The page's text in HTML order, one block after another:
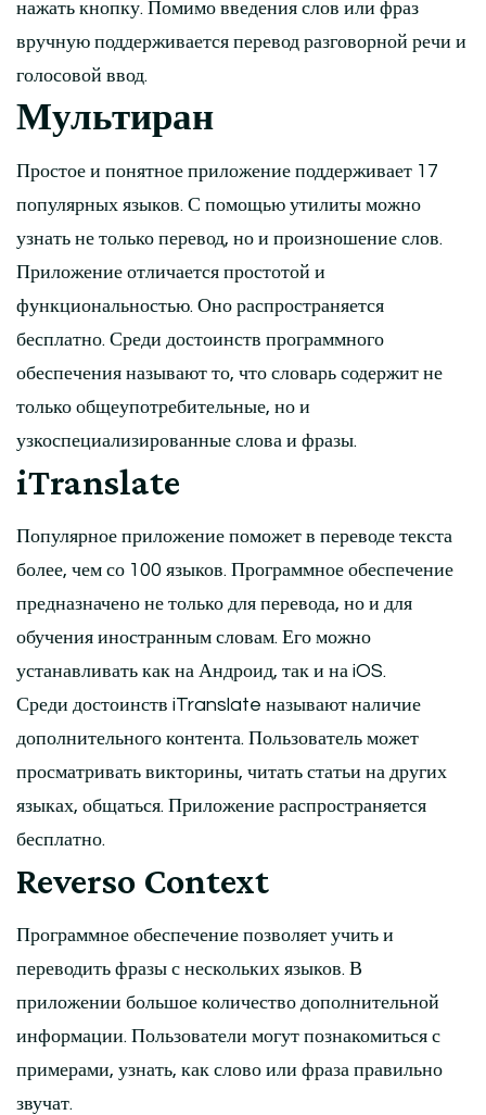
нажать кнопку. Помимо введения слов или фраз
вручную поддерживается перевод разговорной речи и
голосовой ввод.
Мультиран
Простое и понятное приложение поддерживает 17
популярных языков. С помощью утилиты можно
узнать не только перевод, но и произношение слов.
Приложение отличается простотой и
функциональностью. Оно распространяется
бесплатно. Среди достоинств программного
обеспечения называют то, что словарь содержит не
только общеупотребительные, но и
узкоспециализированные слова и фразы.
iTranslate
Популярное приложение поможет в переводе текста
более, чем со 100 языков. Программное обеспечение
предназначено не только для перевода, но и для
обучения иностранным словам. Его можно
устанавливать как на Андроид, так и на iOS.
Среди достоинств iTranslate называют наличие
дополнительного контента. Пользователь может
просматривать викторины, читать статьи на других
языках, общаться. Приложение распространяется
бесплатно.
Reverso Context
Программное обеспечение позволяет учить и
переводить фразы с нескольких языков. В
приложении большое количество дополнительной
информации. Пользователи могут познакомиться с
примерами, узнать, как слово или фраза правильно
звучат.